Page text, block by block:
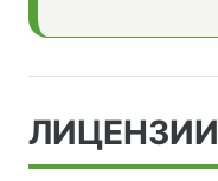
ЛИЦЕНЗИИ